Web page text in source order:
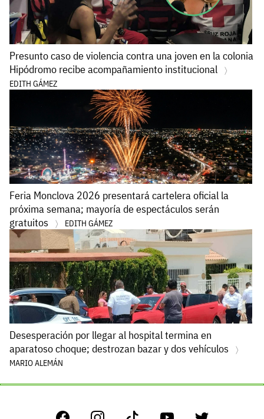
Presunto caso de violencia contra una joven en la colonia
Hipódromo recibe acompañamiento institucional
EDITH GÁMEZ
Feria Monclova 2026 presentará cartelera oficial la
próxima semana; mayoría de espectáculos serán
gratuitos
EDITH GÁMEZ
Desesperación por llegar al hospital termina en
aparatoso choque; destrozan bazar y dos vehículos
MARIO ALEMÁN